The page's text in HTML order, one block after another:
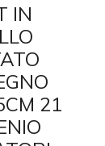
IN
21